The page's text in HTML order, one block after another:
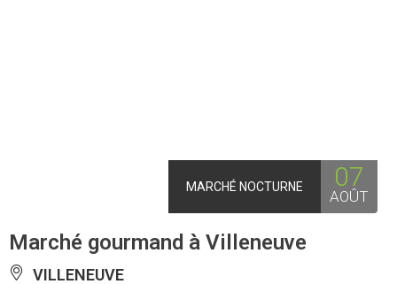
MARCHÉ NOCTURNE 07
AOÛT
Marché gourmand à Villeneuve
VILLENEUVE